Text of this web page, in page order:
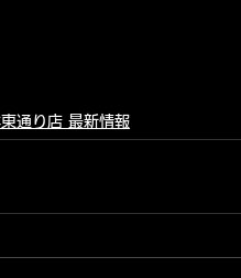
通り店 最新情報